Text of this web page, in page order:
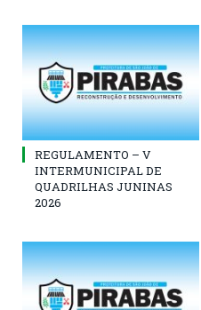
REGULAMENTO – V
INTERMUNICIPAL DE
QUADRILHAS JUNINAS
2026